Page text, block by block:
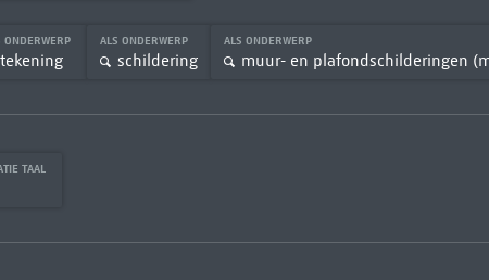
ONDERWERP
tekening
ALS ONDERWERP
schildering
ALS ONDERWERP
muur- en plafondschilderingen
TAAL